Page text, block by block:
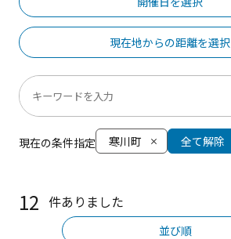
現在地からの距離を選択
現在の条件指定 寒川町 全て解除
12 件ありました
並び順